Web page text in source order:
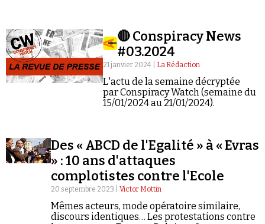
🔴 Conspiracy News
#03.2024
21 janvier 2024 | La Rédaction
L'actu de la semaine décryptée
par Conspiracy Watch (semaine du
15/01/2024 au 21/01/2024).
Des « ABCD de l'Egalité » à « Evras
» : 10 ans d'attaques
complotistes contre l'Ecole
20 septembre 2023 | Victor Mottin
Mêmes acteurs, mode opératoire similaire,
discours identiques… Les protestations contre